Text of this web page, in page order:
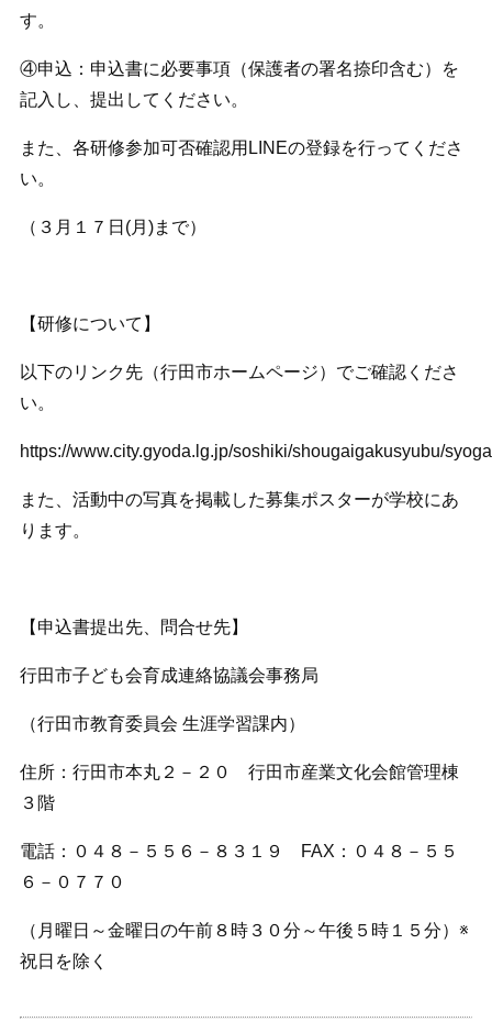
す。
④申込：申込書に必要事項（保護者の署名捺印含む）を
記入し、提出してください。
また、各研修参加可否確認用LINEの登録を行ってくださ
い。
（３月１７日(月)まで）
【研修について】
以下のリンク先（行田市ホームページ）でご確認くださ
い。
https://www.city.gyoda.lg.jp/soshiki/shougaigakusyubu/
また、活動中の写真を掲載した募集ポスターが学校にあ
ります。
【申込書提出先、問合せ先】
行田市子ども会育成連絡協議会事務局
（行田市教育委員会 生涯学習課内）
住所：行田市本丸２－２０ 行田市産業文化会館管理棟
３階
電話：０４８－５５６－８３１９ FAX：０４８－５５
６－０７７０
（月曜日～金曜日の午前８時３０分～午後５時１５分）※
祝日を除く